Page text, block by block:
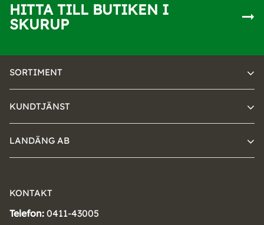
HITTA TILL BUTIKEN I
SKURUP
SORTIMENT
KUNDTJÄNST
LANDÄNG AB
KONTAKT
Telefon: 0411-43005